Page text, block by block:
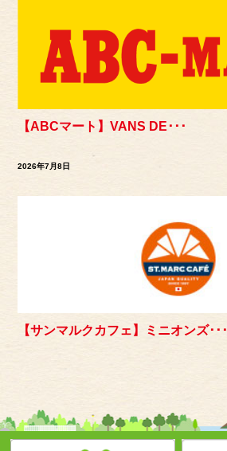
【ABCマート】VANS DE･･･
2026年7月8日
【サンマルクカフェ】ミニオンズ･･･